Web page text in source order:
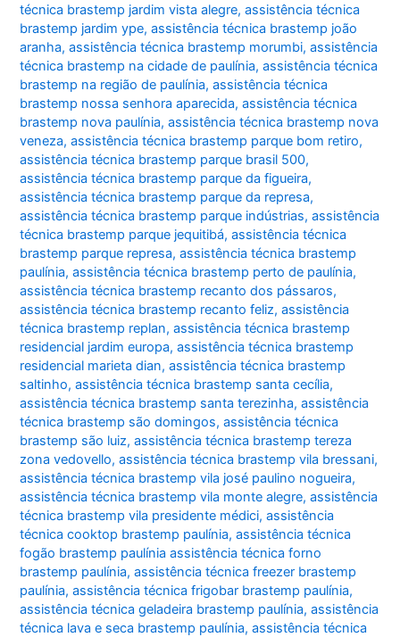
técnica brastemp jardim vista alegre,assistência técnica
brastemp jardim ype,assistência técnica brastemp joão
aranha,assistência técnica brastemp morumbi,assistência
técnica brastemp na cidade de paulínia,assistência técnica
brastemp na região de paulínia,assistência técnica
brastemp nossa senhora aparecida,assistência técnica
brastemp nova paulínia,assistência técnica brastemp nova
veneza,assistência técnica brastemp parque bom retiro,
assistência técnica brastemp parque brasil 500,
assistência técnica brastemp parque da figueira,
assistência técnica brastemp parque da represa,
assistência técnica brastemp parque indústrias,assistência
técnica brastemp parque jequitibá,assistência técnica
brastemp parque represa,assistência técnica brastemp
paulínia,assistência técnica brastemp perto de paulínia,
assistência técnica brastemp recanto dos pássaros,
assistência técnica brastemp recanto feliz,assistência
técnica brastemp replan,assistência técnica brastemp
residencial jardim europa,assistência técnica brastemp
residencial marieta dian,assistência técnica brastemp
saltinho,assistência técnica brastemp santa cecília,
assistência técnica brastemp santa terezinha,assistência
técnica brastemp são domingos,assistência técnica
brastemp são luiz,assistência técnica brastemp tereza
zona vedovello,assistência técnica brastemp vila bressani,
assistência técnica brastemp vila josé paulino nogueira,
assistência técnica brastemp vila monte alegre,assistência
técnica brastemp vila presidente médici,assistência
técnica cooktop brastemp paulínia,assistência técnica
fogão brastemp paulínia assistência técnica forno
brastemp paulínia,assistência técnica freezer brastemp
paulínia,assistência técnica frigobar brastemp paulínia,
assistência técnica geladeira brastemp paulínia,assistência
técnica lava e seca brastemp paulínia,assistência técnica